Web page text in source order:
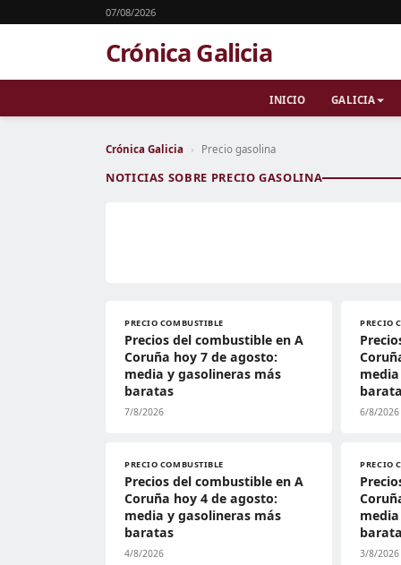
07/08/2026
Crónica Galicia
INICIO GALICIA
Crónica Galicia › Precio gasolina
NOTICIAS SOBRE PRECIO GASOLINA
PRECIO COMBUSTIBLE
Precios del combustible en A
Coruña hoy 7 de agosto:
media y gasolineras más
baratas
7/8/2026
PRECIO
6/8/2026
PRECIO COMBUSTIBLE
Precios del combustible en A
Coruña hoy 4 de agosto:
media y gasolineras más
baratas
4/8/2026
PRECIO
3/8/2026